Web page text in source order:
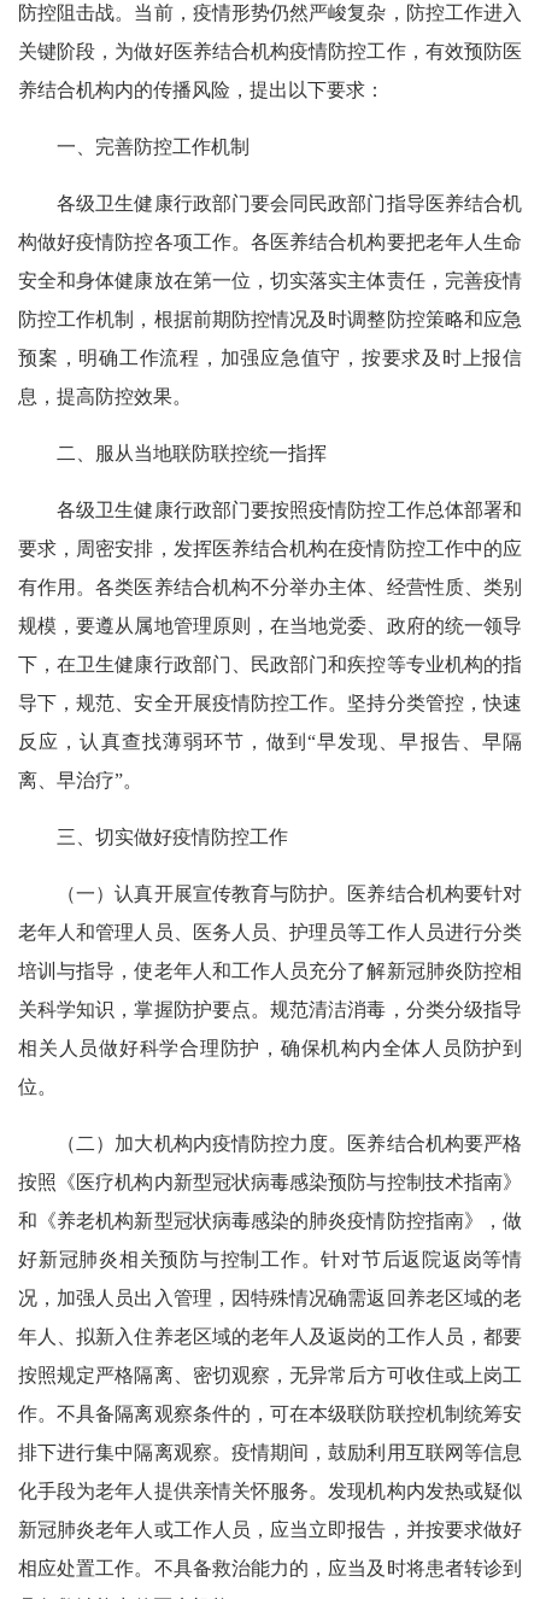
防控阻击战。当前，疫情形势仍然严峻复杂，防控工作进入
关键阶段，为做好医养结合机构疫情防控工作，有效预防医
养结合机构内的传播风险，提出以下要求：
一、完善防控工作机制
各级卫生健康行政部门要会同民政部门指导医养结合机
构做好疫情防控各项工作。各医养结合机构要把老年人生命
安全和身体健康放在第一位，切实落实主体责任，完善疫情
防控工作机制，根据前期防控情况及时调整防控策略和应急
预案，明确工作流程，加强应急值守，按要求及时上报信
息，提高防控效果。
二、服从当地联防联控统一指挥
各级卫生健康行政部门要按照疫情防控工作总体部署和
要求，周密安排，发挥医养结合机构在疫情防控工作中的应
有作用。各类医养结合机构不分举办主体、经营性质、类别
规模，要遵从属地管理原则，在当地党委、政府的统一领导
下，在卫生健康行政部门、民政部门和疾控等专业机构的指
导下，规范、安全开展疫情防控工作。坚持分类管控，快速
反应，认真查找薄弱环节，做到“早发现、早报告、早隔
离、早治疗”。
三、切实做好疫情防控工作
（一）认真开展宣传教育与防护。医养结合机构要针对
老年人和管理人员、医务人员、护理员等工作人员进行分类
培训与指导，使老年人和工作人员充分了解新冠肺炎防控相
关科学知识，掌握防护要点。规范清洁消毒，分类分级指导
相关人员做好科学合理防护，确保机构内全体人员防护到
位。
（二）加大机构内疫情防控力度。医养结合机构要严格
按照《医疗机构内新型冠状病毒感染预防与控制技术指南》
和《养老机构新型冠状病毒感染的肺炎疫情防控指南》，做
好新冠肺炎相关预防与控制工作。针对节后返院返岗等情
况，加强人员出入管理，因特殊情况确需返回养老区域的老
年人、拟新入住养老区域的老年人及返岗的工作人员，都要
按照规定严格隔离、密切观察，无异常后方可收住或上岗工
作。不具备隔离观察条件的，可在本级联防联控机制统筹安
排下进行集中隔离观察。疫情期间，鼓励利用互联网等信息
化手段为老年人提供亲情关怀服务。发现机构内发热或疑似
新冠肺炎老年人或工作人员，应当立即报告，并按要求做好
相应处置工作。不具备救治能力的，应当及时将患者转诊到